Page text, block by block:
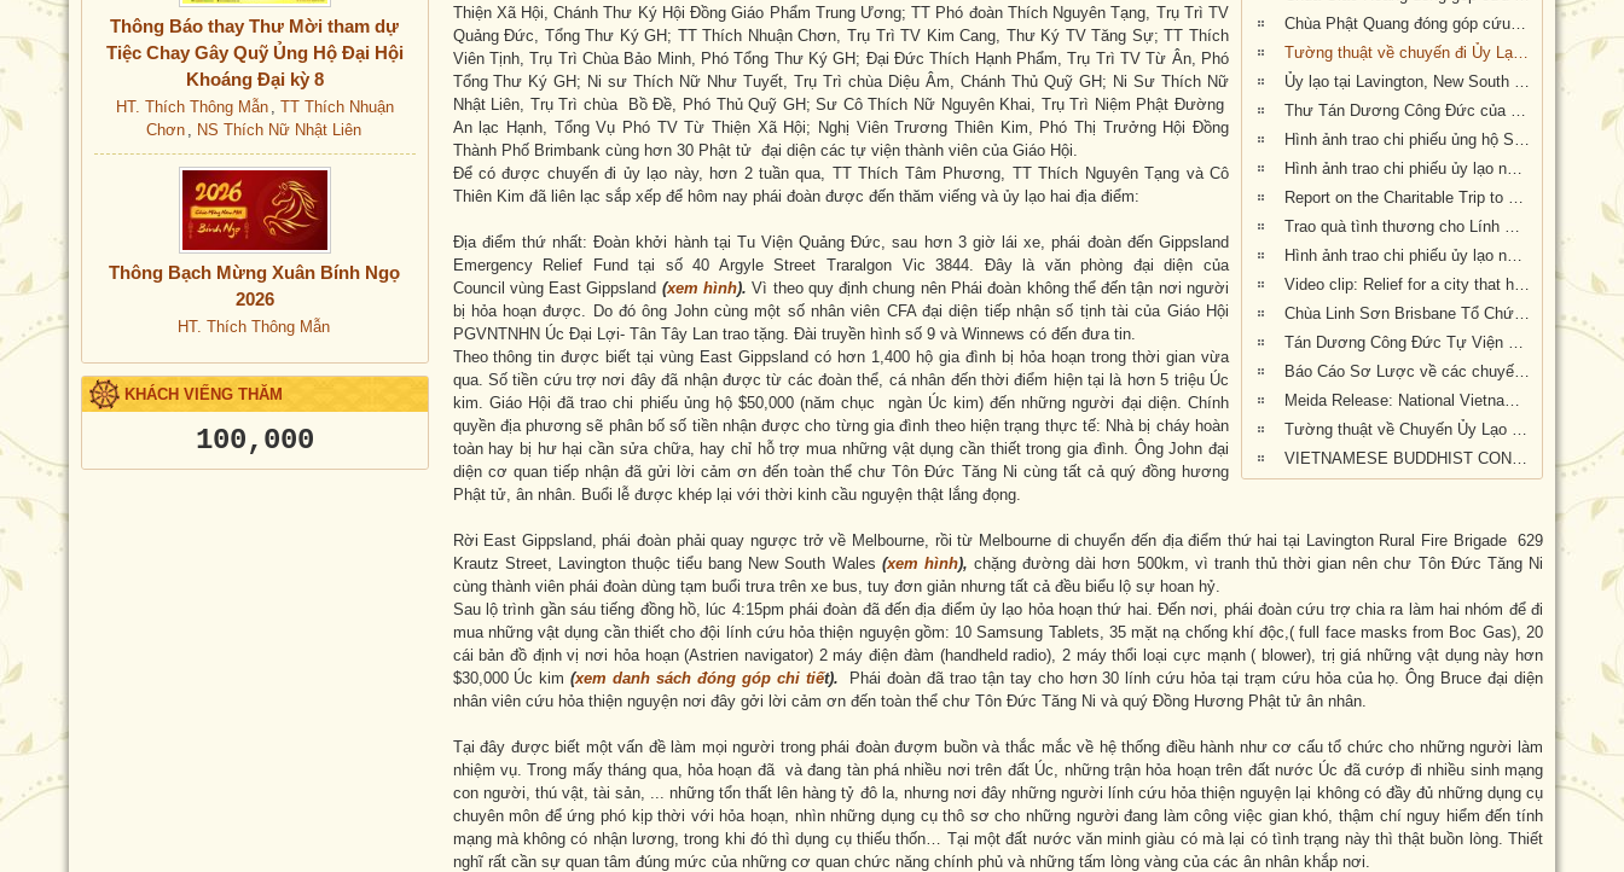
Thông Báo thay Thư Mời tham dự
Tiệc Chay Gây Quỹ Ủng Hộ Đại Hội
Khoáng Đại kỳ 8
HT. Thích Thông Mẫn , TT Thích Nhuận
Chơn , NS Thích Nữ Nhật Liên
Thông Bạch Mừng Xuân Bính Ngọ
2026
HT. Thích Thông Mẫn
KHÁCH VIẾNG THĂM
100,000
Chùa Phật Quang đóng góp cứu trợ nạn nhân hỏa hoạn tại Úc Châu
Tường thuật về chuyến đi Ủy Lạo Nạn Nhân Hỏa Hoạn tại East Gippsland, VIC và Lavington, NSW
Ủy lạo tại Lavington, New South Wales
Thư Tán Dương Công Đức của Thượng Nghị Sĩ Tiểu Bang Victoria Tiến Sĩ Kiều Tiến Dũng gởi đến Chư Tôn Đức & Tự Viện thành viên Giáo Hội trong công cuộc đóng góp ủy lạo nạn nhân hỏa hoạn tại Úc Châu (Appreciation letters from Dr Kieu Tien Dung, State Member for South-Eastern Metropolitan Region, Victoria, Australia)
Hình ảnh trao chi phiếu ủng hộ Sở Cứu Hỏa tại tiểu bang Queensland, Úc Châu
Hình ảnh trao chi phiếu ủy lạo nạn nhân hỏa hoạn tại tiểu bang New South Wales (đợt 2)
Report on the Charitable Trip to offer Gifts of Loving Kindness to Bushfire Survivors in Victoria, New South Wales and Queensland
Trao quà tình thương cho Lính Cứu Hỏa và các gia đình nạn nhân hỏa hoạn tại Wandandian, New South Wales ngày 12/2/2020
Hình ảnh trao chi phiếu ủy lạo nạn nhân hỏa hoạn tại Queensland đợt 2
Video clip: Relief for a city that has been 73% burnt by the NSW bushfires | Vietnamese Buddhists in Australia
Chùa Linh Sơn Brisbane Tổ Chức Tiệc Chay Gây Quỹ Ủng Hộ Nạn Nhân Hỏa Hoạn Úc Châu (tối Thứ Bảy 15/2/2020)
Tán Dương Công Đức Tự Viện Thành Viên Giáo Hội đã đóng góp tịnh tài giúp đỡ nạn nhân hỏa hoạn tại Úc Châu
Báo Cáo Sơ Lược về các chuyến Ủy lạo Nạn Nhân Hỏa Hoạn tại Úc Châu đầu năm 2020
Meida Release: National Vietnamese Buddhist Congregation Visit KI to give $55,500 to Local Auto Repair Project
Tường thuật về Chuyến Ủy Lạo nạn nhân cháy rừng tại Kangaroo Island, Nam Úc (ngày 24/2/2020)
VIETNAMESE BUDDHIST CONGREGATION KANGAROO ISLAND VISIT
Thiện Xã Hội, Chánh Thư Ký Hội Đồng Giáo Phẩm Trung Ương; TT Phó đoàn Thích Nguyên Tạng, Trụ Trì TV
Quảng Đức, Tổng Thư Ký GH; TT Thích Nhuận Chơn, Trụ Trì TV Kim Cang, Thư Ký TV Tăng Sự; TT Thích
Viên Tịnh, Trụ Trì Chùa Bảo Minh, Phó Tổng Thư Ký GH; Đại Đức Thích Hạnh Phẩm, Trụ Trì TV Từ Ân, Phó
Tổng Thư Ký GH; Ni sư Thích Nữ Như Tuyết, Trụ Trì chùa Diệu Âm, Chánh Thủ Quỹ GH; Ni Sư Thích Nữ
Nhật Liên, Trụ Trì chùa Bồ Đề, Phó Thủ Quỹ GH; Sư Cô Thích Nữ Nguyên Khai, Trụ Trì Niệm Phật Đường
An lạc Hạnh, Tổng Vụ Phó TV Từ Thiện Xã Hội; Nghị Viên Trương Thiên Kim, Phó Thị Trưởng Hội Đồng
Thành Phố Brimbank cùng hơn 30 Phật tử đại diện các tự viện thành viên của Giáo Hội.
Để có được chuyến đi ủy lạo này, hơn 2 tuần qua, TT Thích Tâm Phương, TT Thích Nguyên Tạng và Cô
Thiên Kim đã liên lạc sắp xếp để hôm nay phái đoàn được đến thăm viếng và ủy lạo hai địa điểm:
Địa điểm thứ nhất: Đoàn khởi hành tại Tu Viện Quảng Đức, sau hơn 3 giờ lái xe, phái đoàn đến Gippsland
Emergency Relief Fund tại số 40 Argyle Street Traralgon Vic 3844. Đây là văn phòng đại diện của
Council vùng East Gippsland (xem hình). Vì theo quy định chung nên Phái đoàn không thể đến tận nơi người
bị hỏa hoạn được. Do đó ông John cùng một số nhân viên CFA đại diện tiếp nhận số tịnh tài của Giáo Hội
PGVNTNHN Úc Đại Lợi- Tân Tây Lan trao tặng. Đài truyền hình số 9 và Winnews có đến đưa tin.
Theo thông tin được biết tại vùng East Gippsland có hơn 1,400 hộ gia đình bị hỏa hoạn trong thời gian vừa
qua. Số tiền cứu trợ nơi đây đã nhận được từ các đoàn thể, cá nhân đến thời điểm hiện tại là hơn 5 triệu Úc
kim. Giáo Hội đã trao chi phiếu ủng hộ $50,000 (năm chục ngàn Úc kim) đến những người đại diện. Chính
quyền địa phương sẽ phân bố số tiền nhận được cho từng gia đình theo hiện trạng thực tế: Nhà bị cháy hoàn
toàn hay bị hư hại cần sửa chữa, hay chỉ hỗ trợ mua những vật dụng cần thiết trong gia đình. Ông John đại
diện cơ quan tiếp nhận đã gửi lời cảm ơn đến toàn thể chư Tôn Đức Tăng Ni cùng tất cả quý đồng hương
Phật tử, ân nhân. Buổi lễ được khép lại với thời kinh cầu nguyện thật lắng đọng.
Rời East Gippsland, phái đoàn phải quay ngược trở về Melbourne, rồi từ Melbourne di chuyển đến địa điểm thứ hai tại Lavington Rural Fire Brigade 629
Krautz Street, Lavington thuộc tiểu bang New South Wales (xem hình), chặng đường dài hơn 500km, vì tranh thủ thời gian nên chư Tôn Đức Tăng Ni
cùng thành viên phái đoàn dùng tạm buổi trưa trên xe bus, tuy đơn giản nhưng tất cả đều biểu lộ sự hoan hỷ.
Sau lộ trình gần sáu tiếng đồng hồ, lúc 4:15pm phái đoàn đã đến địa điểm ủy lạo hỏa hoạn thứ hai. Đến nơi, phái đoàn cứu trợ chia ra làm hai nhóm để đi
mua những vật dụng cần thiết cho đội lính cứu hỏa thiện nguyện gồm: 10 Samsung Tablets, 35 mặt nạ chống khí độc,( full face masks from Boc Gas), 20
cái bản đồ định vị nơi hỏa hoạn (Astrien navigator) 2 máy điện đàm (handheld radio), 2 máy thổi loại cực mạnh ( blower), trị giá những vật dụng này hơn
$30,000 Úc kim(xem danh sách đóng góp chi tiết). Phái đoàn đã trao tận tay cho hơn 30 lính cứu hỏa tại trạm cứu hỏa của họ. Ông Bruce đại diện
nhân viên cứu hỏa thiện nguyện nơi đây gởi lời cảm ơn đến toàn thể chư Tôn Đức Tăng Ni và quý Đồng Hương Phật tử ân nhân.
Tại đây được biết một vấn đề làm mọi người trong phái đoàn đượm buồn và thắc mắc về hệ thống điều hành như cơ cấu tổ chức cho những người làm
nhiệm vụ. Trong mấy tháng qua, hỏa hoạn đã và đang tàn phá nhiều nơi trên đất Úc, những trận hỏa hoạn trên đất nước Úc đã cướp đi nhiều sinh mạng
con người, thú vật, tài sản, ... những tổn thất lên hàng tỷ đô la, nhưng nơi đây những người lính cứu hỏa thiện nguyện lại không có đầy đủ những dụng cụ
chuyên môn để ứng phó kịp thời với hỏa hoạn, nhìn những dụng cụ thô sơ cho những người đang làm công việc gian khó, thậm chí nguy hiểm đến tính
mạng mà không có nhận lương, trong khi đó thì dụng cụ thiếu thốn… Tại một đất nước văn minh giàu có mà lại có tình trạng này thì thật buồn lòng. Thiết
nghĩ rất cần sự quan tâm đúng mức của những cơ quan chức năng chính phủ và những tấm lòng vàng của các ân nhân khắp nơi.